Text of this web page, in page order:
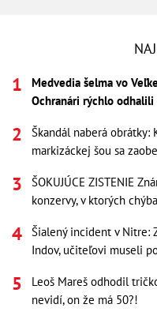
Medvedia šelma vo
Ochranári rýchlo odhalili
Škandál naberá obrátky:
markizáckej šou sa
ŠOKUJÚCE ZISTENIE
konzervy, v ktorých
Šialený incident v Nitre:
Indov, učiteľovi museli
Leoš Mareš odhodil
nevidí, on že má 50?!